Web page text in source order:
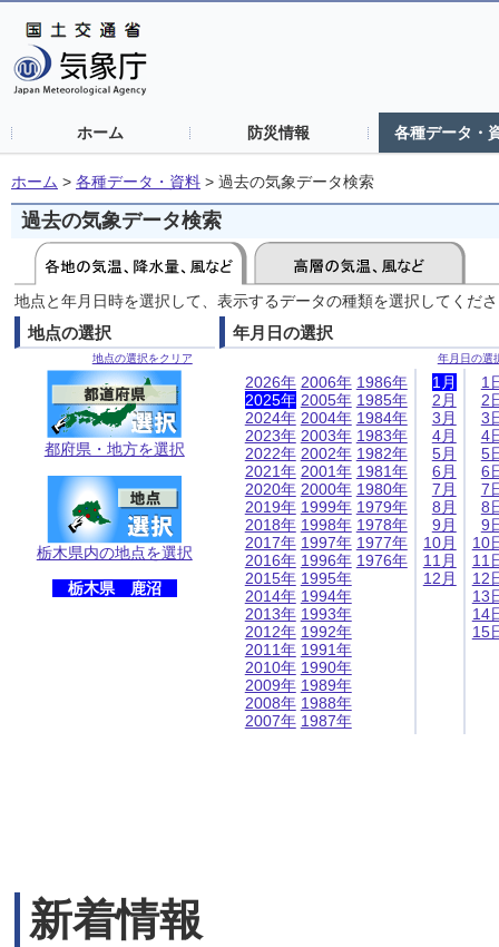
ホーム 防災情報 各種データ・
ホーム > 各種データ・資料 > 過去の気象データ検索
過去の気象データ検索
地点と年月日時を選択して、表示するデータの種類を選択してくだ
地点の選択
地点の選択をクリア
都府県・地方を選択
栃木県内の地点を選択
栃木県 鹿沼
年月日の選択
年月日の選
2026年
2025年
2024年
2023年
2022年
2021年
2020年
2019年
2018年
2017年
2016年
2015年
2014年
2013年
2012年
2011年
2010年
2009年
2008年
2007年
2006年
2005年
2004年
2003年
2002年
2001年
2000年
1999年
1998年
1997年
1996年
1995年
1994年
1993年
1992年
1991年
1990年
1989年
1988年
1987年
1986年
1985年
1984年
1983年
1982年
1981年
1980年
1979年
1978年
1977年
1976年
1月
2月
3月
4月
5月
6月
7月
8月
9月
10月
11月
12月
1
2
3
4
5
6
7
8
9
10
11
12
13
14
15
新着情報